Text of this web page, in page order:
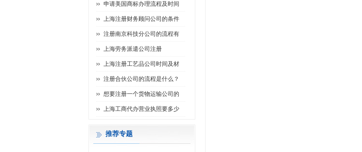
申请美国商标办理流程及时间
上海注册财务顾问公司的条件
注册南京科技分公司的流程有
上海劳务派遣公司注册
上海注册工艺品公司时间及材
注册合伙公司的流程是什么？
想要注册一个货物运输公司的
上海工商代办营业执照要多少
推荐专题